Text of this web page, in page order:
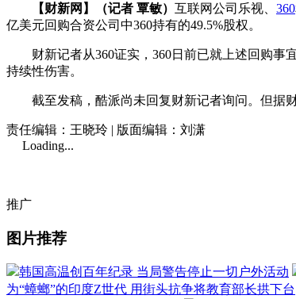
【财新网】（记者 覃敏） 互联网公司乐视、 360
亿美元回购合资公司中360持有的49.5%股权。
财新记者从360证实，360日前已就上述回购事宜
持续性伤害。
截至发稿，酷派尚未回复财新记者询问。但据财
责任编辑：王晓玲 | 版面编辑：刘潇
Loading...
推广
图片推荐
韩国高温创百年纪录 当局警告停止一切户外活动
为“蟑螂”的印度Z世代 用街头抗争将教育部长拱下台